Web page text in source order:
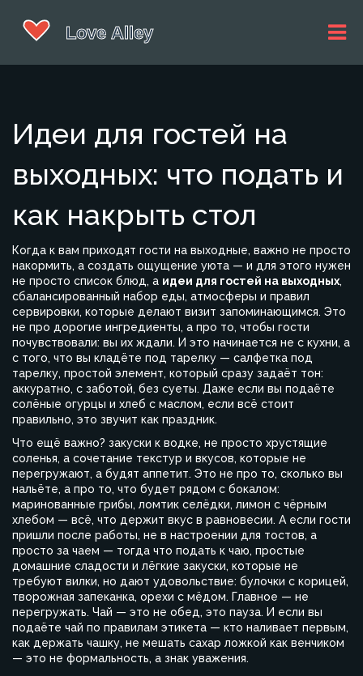
Идеи для гостей на
выходных: что подать и
как накрыть стол
Когда к вам приходят гости на выходные, важно не просто
накормить, а создать ощущение уюта — и для этого нужен
не просто список блюд, а идеи для гостей на выходных,
сбалансированный набор еды, атмосферы и правил
сервировки, которые делают визит запоминающимся. Это
не про дорогие ингредиенты, а про то, чтобы гости
почувствовали: вы их ждали. И это начинается не с кухни, а
с того, что вы кладёте под тарелку — салфетка под
тарелку, простой элемент, который сразу задаёт тон:
аккуратно, с заботой, без суеты. Даже если вы подаёте
солёные огурцы и хлеб с маслом, если всё стоит
правильно, это звучит как праздник.
Что ещё важно? закуски к водке, не просто хрустящие
соленья, а сочетание текстур и вкусов, которые не
перегружают, а будят аппетит. Это не про то, сколько вы
нальёте, а про то, что будет рядом с бокалом:
маринованные грибы, ломтик селёдки, лимон с чёрным
хлебом — всё, что держит вкус в равновесии. А если гости
пришли после работы, не в настроении для тостов, а
просто за чаем — тогда что подать к чаю, простые
домашние сладости и лёгкие закуски, которые не
требуют вилки, но дают удовольствие: булочки с корицей,
творожная запеканка, орехи с мёдом. Главное — не
перегружать. Чай — это не обед, это пауза. И если вы
подаёте чай по правилам этикета — кто наливает первым,
как держать чашку, не мешать сахар ложкой как венчиком
— это не формальность, а знак уважения.